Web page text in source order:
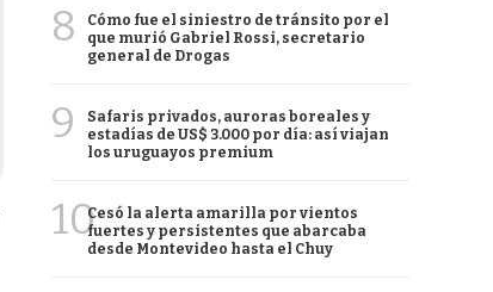
8
Cómo fue el siniestro de tránsito por el
que murió Gabriel Rossi, secretario
general de Drogas
9
Safaris privados, auroras boreales y
estadías de US$ 3.000 por día: así viajan
los uruguayos premium
10Cesó la alerta amarilla por vientos
fuertes y persistentes que abarcaba
desde Montevideo hasta el Chuy